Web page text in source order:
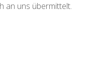
an uns übermittelt.